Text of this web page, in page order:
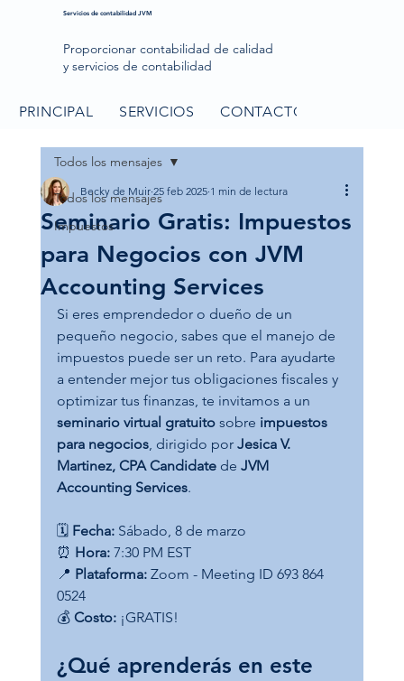
Servicios de contabilidad JVM
Proporcionar contabilidad de calidad
y servicios de contabilidad
PRINCIPAL SERVICIOS CONTACTO
Todos los mensajes
Impuestos
Todos los mensajes
Seminario Gratis: Impuestos
para Negocios con JVM
Accounting Services
Becky de Muir 25 feb 2025 1 min de lectura
Si eres emprendedor o dueño de un
pequeño negocio, sabes que el manejo de
impuestos puede ser un reto. Para ayudarte
a entender mejor tus obligaciones fiscales y
optimizar tus finanzas, te invitamos a un
seminario virtual gratuito sobre impuestos
para negocios, dirigido por Jesica V.
Martinez, CPA Candidate de JVM
Accounting Services.
🗓 Fecha: Sábado, 8 de marzo
⏰ Hora: 7:30 PM EST
📍 Plataforma: Zoom - Meeting ID 693 864
0524
💰 Costo: ¡GRATIS!
¿Qué aprenderás en este